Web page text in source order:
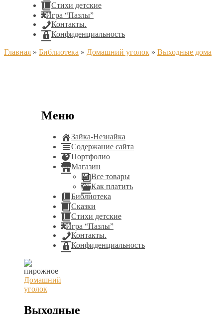
Стихи детские
Игра “Пазлы”
Контакты.
Конфиденциальность
Главная » Библиотека » Домашний уголок » Выходные дома
Меню
Зайка-Незнайка
Содержание сайта
Портфолио
Магазин
Все товары
Как платить
Библиотека
Сказки
Стихи детские
Игра “Пазлы”
Контакты.
Конфиденциальность
Домашний
уголок
Выходные